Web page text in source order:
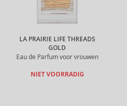
LA PRAIRIE LIFE THREADS
GOLD
Eau de Parfum voor vrouwen
NIET VOORRADIG